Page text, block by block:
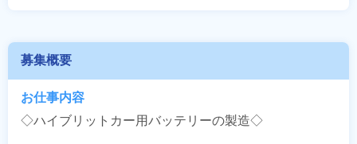
募集概要
お仕事内容
◇ハイブリットカー用バッテリーの製造◇